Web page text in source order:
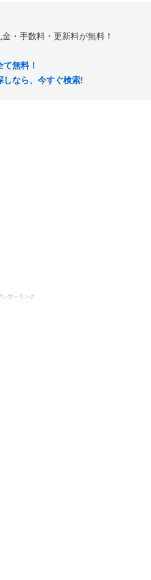
・手数料・更新料が無料！
無料！
しなら、今すぐ検索!
ンサーリンク